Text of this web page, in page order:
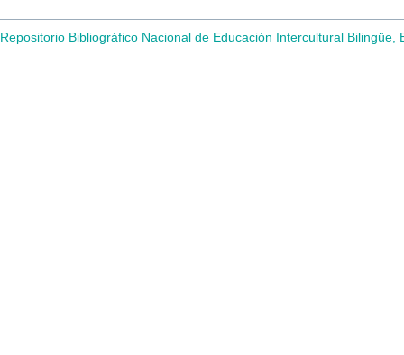
Repositorio Bibliográfico Nacional de Educación Intercultural